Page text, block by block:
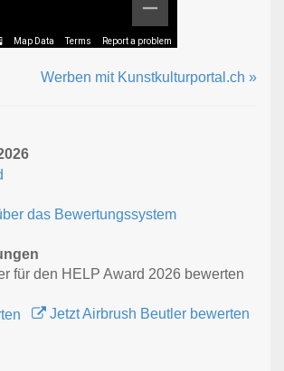
Map Data Terms Report a problem
Werben mit Kunstkulturportal.ch »
das Bewertungssystem
für den HELP Award 2026 bewerten
Jetzt Airbrush Beutler bewerten